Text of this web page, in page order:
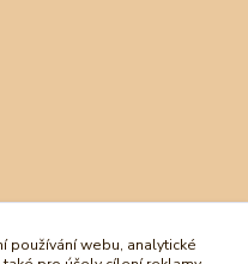
používání webu, analytické